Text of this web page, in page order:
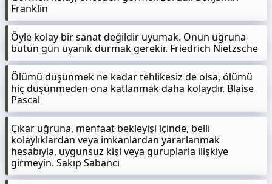
Franklin
Öyle kolay bir sanat değildir uyumak. Onun uğruna
bütün gün uyanık durmak gerekir. Friedrich Nietzsche
Ölümü düşünmek ne kadar tehlikesiz de olsa, ölümü
hiç düşünmeden ona katlanmak daha kolaydır. Blaise
Pascal
Çıkar uğruna, menfaat bekleyişi içinde, belli
kolaylıklardan veya imkanlardan yararlanmak
hesabıyla, uygunsuz kişi veya guruplarla ilişkiye
girmeyin. Sakıp Sabancı